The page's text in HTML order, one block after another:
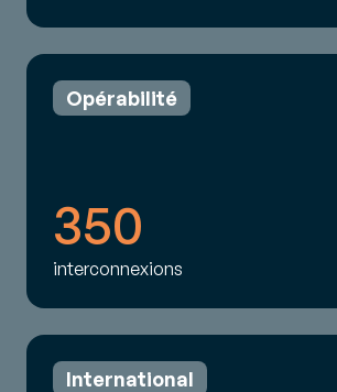
Opérabilité
350
interconnexions
International